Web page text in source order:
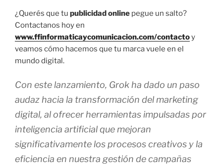
¿Querés que tu publicidad online pegue un salto?
Contactanos hoy en
www.ffinformaticaycomunicacion.com/contactoy
veamos cómo hacemos que tu marca vuele en el
mundo digital.
Con este lanzamiento, Grok ha dado un paso
audaz hacia la transformación del marketing
digital, al ofrecer herramientas impulsadas por
inteligencia artificial que mejoran
significativamente los procesos creativos y la
eficiencia en nuestra gestión de campañas